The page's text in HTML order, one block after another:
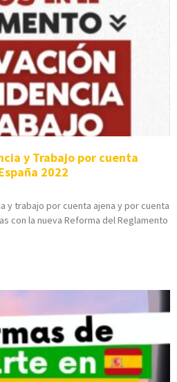
y Trabajo por cuenta
2022
y trabajo por cuenta ajena y por cuenta
con la nueva Reforma del Reglamento